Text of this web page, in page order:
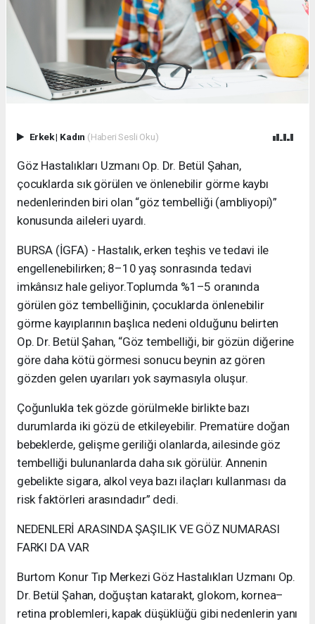
Erkek| Kadın (Haberi Sesli Oku)
Göz Hastalıkları Uzmanı Op. Dr. Betül Şahan,
çocuklarda sık görülen ve önlenebilir görme kaybı
nedenlerinden biri olan “göz tembelliği (ambliyopi)”
konusunda aileleri uyardı.
BURSA (İGFA) - Hastalık, erken teşhis ve tedavi ile
engellenebilirken; 8–10 yaş sonrasında tedavi
imkânsız hale geliyor.Toplumda %1–5 oranında
görülen göz tembelliğinin, çocuklarda önlenebilir
görme kayıplarının başlıca nedeni olduğunu belirten
Op. Dr. Betül Şahan, “Göz tembelliği, bir gözün diğerine
göre daha kötü görmesi sonucu beynin az gören
gözden gelen uyarıları yok saymasıyla oluşur.
Çoğunlukla tek gözde görülmekle birlikte bazı
durumlarda iki gözü de etkileyebilir. Prematüre doğan
bebeklerde, gelişme geriliği olanlarda, ailesinde göz
tembelliği bulunanlarda daha sık görülür. Annenin
gebelikte sigara, alkol veya bazı ilaçları kullanması da
risk faktörleri arasındadır” dedi.
NEDENLERİ ARASINDA ŞAŞILIK VE GÖZ NUMARASI
FARKI DA VAR
Burtom Konur Tıp Merkezi Göz Hastalıkları Uzmanı Op.
Dr. Betül Şahan, doğuştan katarakt, glokom, kornea–
retina problemleri, kapak düşüklüğü gibi nedenlerin yanı